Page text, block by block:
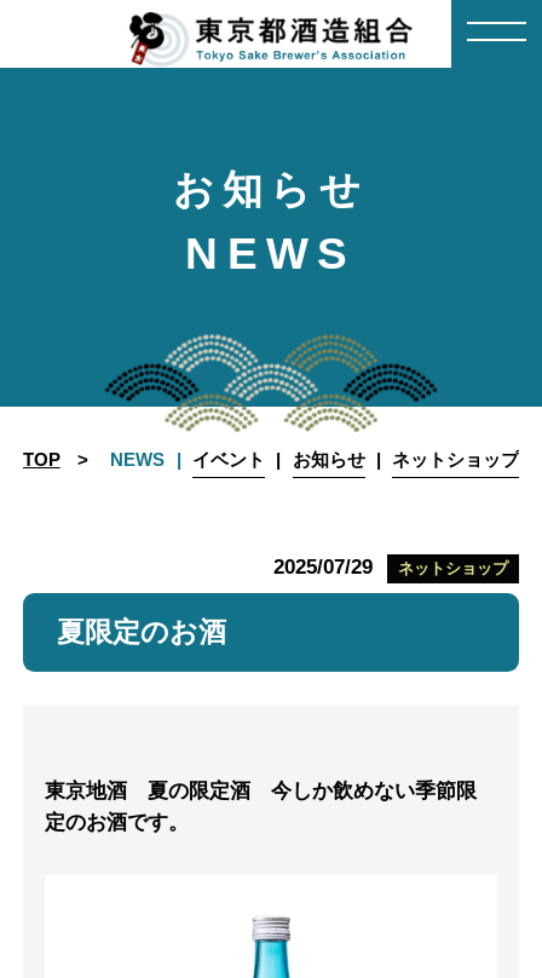
お知らせ
NEWS
TOP NEWS イベント お知らせ ネットショップ
夏限定のお酒
2025/07/29 ネットショップ
東京地酒 夏の限定酒 今しか飲めない季節限
定のお酒です。